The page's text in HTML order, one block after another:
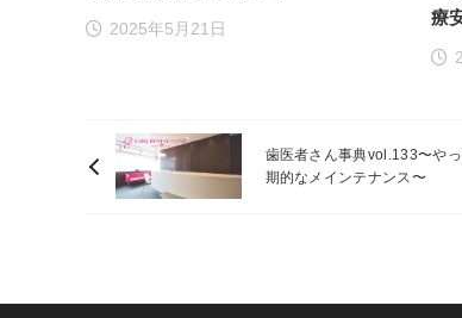
2025年5月21日
療
歯医者さん事典vol.133〜や
期的なメインテナンス〜